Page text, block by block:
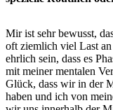
Mir ist sehr bewusst,
oft ziemlich viel Last
ehrlich sein, dass es
mit meiner mentalen
Glück, dass wir in der
haben und ich von